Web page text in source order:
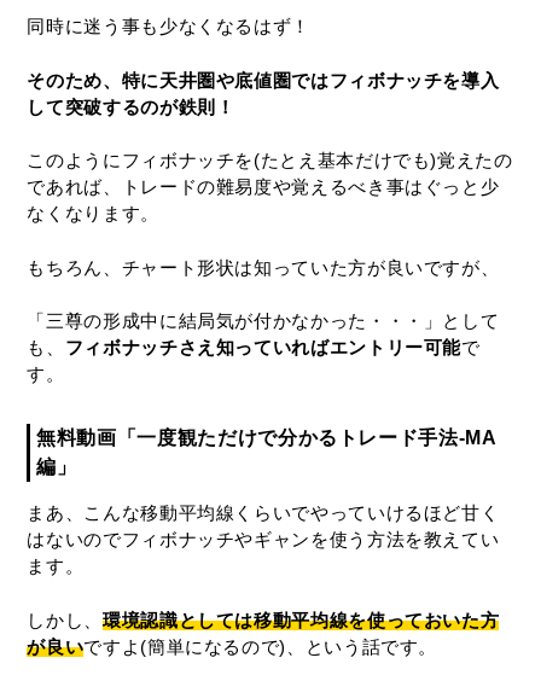
同時に迷う事も少なくなるはず！
そのため、特に天井圏や底値圏ではフィボナッチを導入
して突破するのが鉄則！
このようにフィボナッチを(たとえ基本だけでも)覚えたの
であれば、トレードの難易度や覚えるべき事はぐっと少
なくなります。
もちろん、チャート形状は知っていた方が良いですが、
「三尊の形成中に結局気が付かなかった・・・」として
も、 フィボナッチさえ知っていればエントリー可能で
す。
無料動画「一度観ただけで分かるトレード手法-MA
編」
まあ、こんな移動平均線くらいでやっていけるほど甘く
はないのでフィボナッチやギャンを使う方法を教えてい
ます。
しかし、 環境認識としては移動平均線を使っておいた方
が良いですよ(簡単になるので)、という話です。